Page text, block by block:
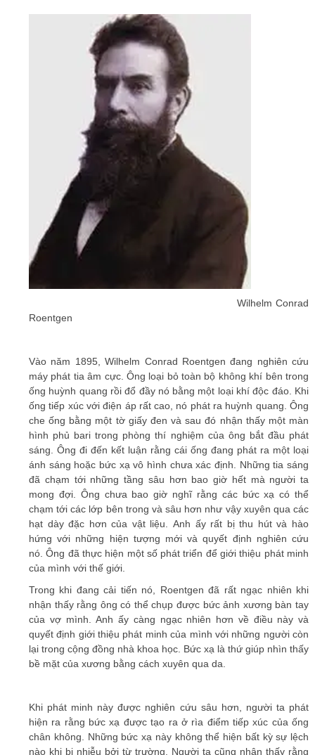
Wilhelm Conrad
Roentgen
Vào năm 1895, Wilhelm Conrad Roentgen đang nghiên cứu
máy phát tia âm cực. Ông loại bỏ toàn bộ không khí bên trong
ống huỳnh quang rồi đổ đầy nó bằng một loại khí độc đáo. Khi
ống tiếp xúc với điện áp rất cao, nó phát ra huỳnh quang. Ông
che ống bằng một tờ giấy đen và sau đó nhận thấy một màn
hình phủ bari trong phòng thí nghiệm của ông bắt đầu phát
sáng. Ông đi đến kết luận rằng cái ống đang phát ra một loại
ánh sáng hoặc bức xạ vô hình chưa xác định. Những tia sáng
đã chạm tới những tầng sâu hơn bao giờ hết mà người ta
mong đợi. Ông chưa bao giờ nghĩ rằng các bức xạ có thể
chạm tới các lớp bên trong và sâu hơn như vậy xuyên qua các
hạt dày đặc hơn của vật liệu. Anh ấy rất bị thu hút và hào
hứng với những hiện tượng mới và quyết định nghiên cứu
nó. Ông đã thực hiện một số phát triển để giới thiệu phát minh
của mình với thế giới.
Trong khi đang cải tiến nó, Roentgen đã rất ngạc nhiên khi
nhận thấy rằng ông có thể chụp được bức ảnh xương bàn tay
của vợ mình. Anh ấy càng ngạc nhiên hơn về điều này và
quyết định giới thiệu phát minh của mình với những người còn
lại trong cộng đồng nhà khoa học. Bức xạ là thứ giúp nhìn thấy
bề mặt của xương bằng cách xuyên qua da.
Khi phát minh này được nghiên cứu sâu hơn, người ta phát
hiện ra rằng bức xạ được tạo ra ở rìa điểm tiếp xúc của ống
chân không. Những bức xạ này không thể hiện bất kỳ sự lệch
nào khi bị nhiễu bởi từ trường. Người ta cũng nhận thấy rằng